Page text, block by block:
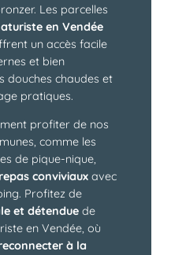
Les parcelles
en Vendée
un accès facile
et bien
douches chaudes et
pratiques.
profiter de nos
comme les
de pique-nique,
conviviauxavec
Profitez de
et détenduede
en Vendée, où
à la